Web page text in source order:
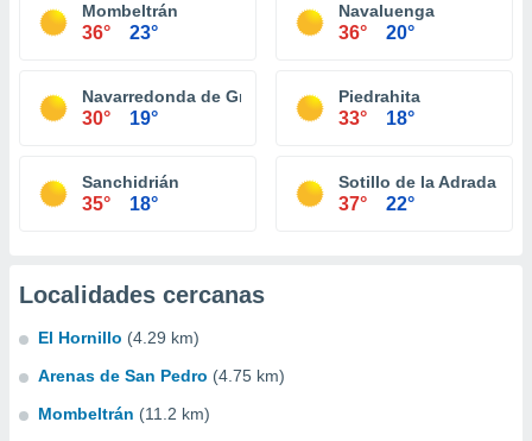
Mombeltrán
36° 23°
Navaluenga
36° 20°
Navarredonda de Gredos
30° 19°
Piedrahita
33° 18°
Sanchidrián
35° 18°
Sotillo de la Adrada
37° 22°
Localidades cercanas
El Hornillo (4.29 km)
Arenas de San Pedro (4.75 km)
Mombeltrán (11.2 km)